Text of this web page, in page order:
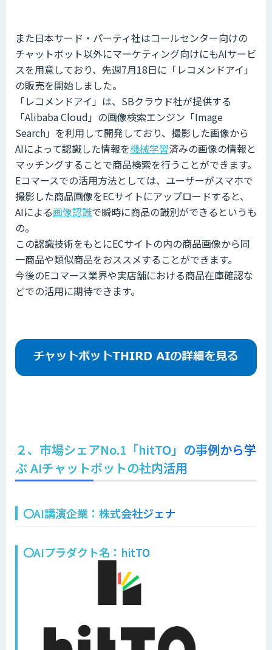
また日本サード・パーティ社はコールセンター向けの
チャットボット以外にマーケティング向けにもAIサービ
スを用意しており、先週7月18日に「レコメンドアイ」
の販売を開始しました。
「レコメンドアイ」は、SBクラウド社が提供する
「Alibaba Cloud」の画像検索エンジン「Image
Search」を利用して開発しており、撮影した画像から
AIによって認識した情報を機械学習済みの画像の情報と
マッチングすることで商品検索を行うことができます。
Eコマースでの活用方法としては、ユーザーがスマホで
撮影した商品画像をECサイトにアップロードすると、
AIによる画像認識で瞬時に商品の識別ができるというも
の。
この認識技術をもとにECサイトの内の商品画像から同
一商品や類似商品をおススメすることができます。
今後のEコマース業界や実店舗における商品在庫確認な
どでの活用に期待できます。
２、市場シェアNo.1「hitTO」の事例から学
ぶ AIチャットボットの社内活用
〇AI講演企業：株式会社ジェナ
〇AIプラダクト名：hitTO